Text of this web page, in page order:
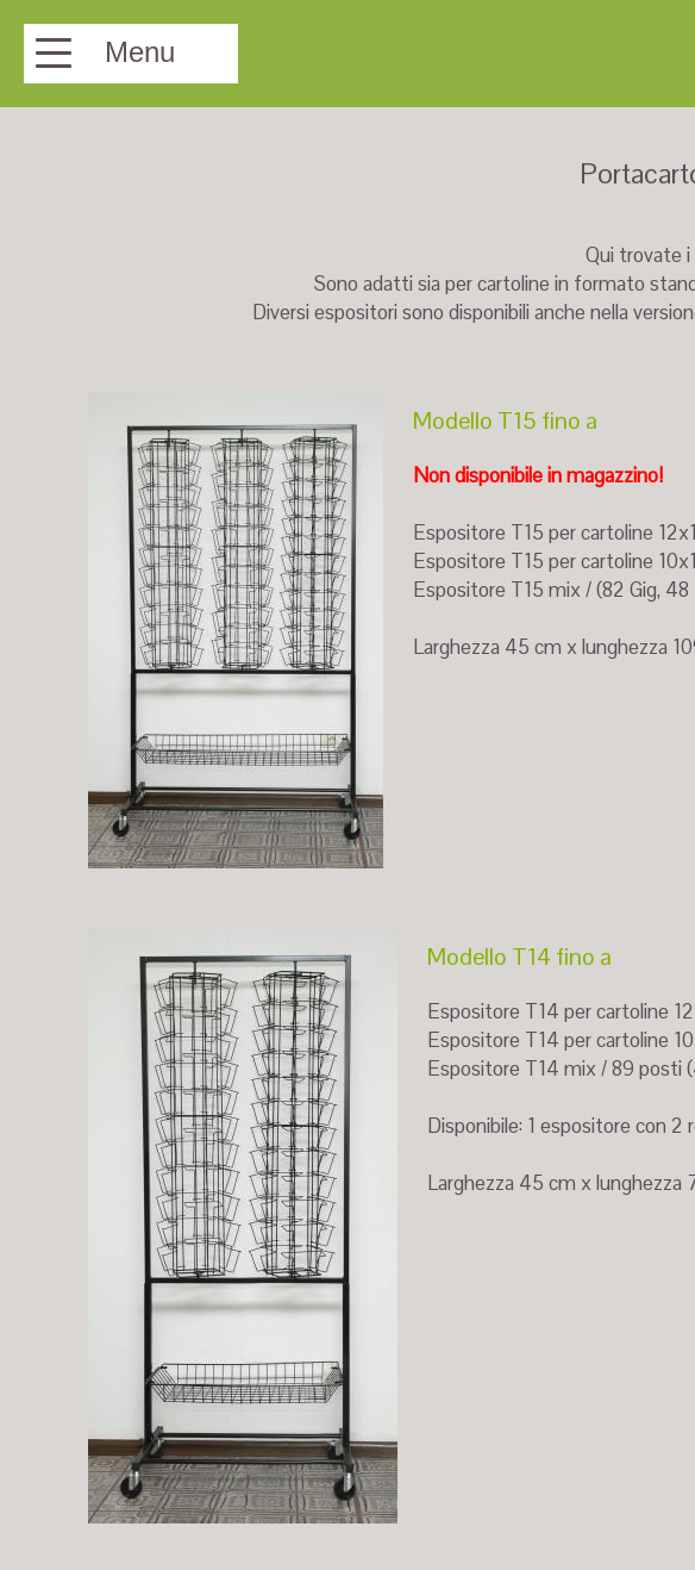
Menu
Qui trovate
Sono adatti sia per cartoline in formato
Diversi espositori sono disponibili anche nella
Modello T15 fino a
Non disponibile in magazzino!
Espositore T15 per cartoline
Espositore T15 per cartoline
Espositore T15 mix / (82 Gig, 48
Larghezza 45 cm x lunghezza
Modello T14 fino a
Espositore T14 per cartoline
Espositore T14 per cartoline
Espositore T14 mix / 89 posti
Disponibile: 1 espositore con 2
Larghezza 45 cm x lunghezza